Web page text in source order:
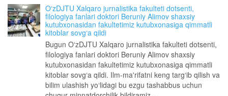
O‘zDJTU Xalqaro jurnalistika fakulteti dotsenti,
filologiya fanlari doktori Beruniy Alimov shaxsiy
kutubxonasidan fakultetimiz kutubxonasiga qimmatli
kitoblar sovg‘a qildi
Bugun O‘zDJTU Xalqaro jurnalistika fakulteti dotsenti,
filologiya fanlari doktori Beruniy Alimov shaxsiy
kutubxonasidan fakultetimiz kutubxonasiga qimmatli
kitoblar sovg‘a qildi. Ilm-ma'rifatni keng targ‘ib qilish va
bilim ulashish yo‘lidagi bu ezgu tashabbus uchun